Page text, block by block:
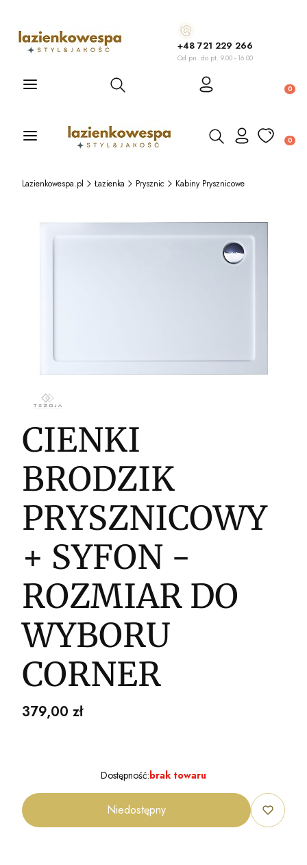
+48 721 229 266
Od pn. do pt. 9.00 - 16.00
Otwórz wyszukiwarkę
Otwórz wyszukiwarkę
Lazienkowespa.pl Łazienka Prysznic Kabiny Prysznicowe
CIENKI
BRODZIK
PRYSZNICOWY
+ SYFON -
ROZMIAR DO
WYBORU
CORNER
Cena
379,00 zł
Dostępność:brak towaru
Niedostępny